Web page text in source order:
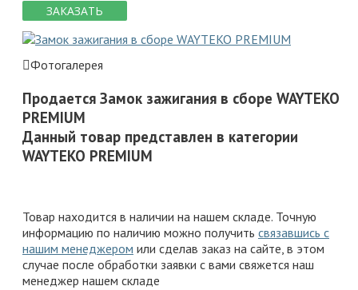
ЗАКАЗАТЬ
Фотогалерея
Продается Замок зажигания в сборе WAYTEKO
PREMIUM
Данный товар представлен в категории
WAYTEKO PREMIUM
Товар находится в наличии на нашем складе. Точную
информацию по наличию можно получить связавшись с
нашим менеджером или сделав заказ на сайте, в этом
случае после обработки заявки с вами свяжется наш
менеджер нашем складе